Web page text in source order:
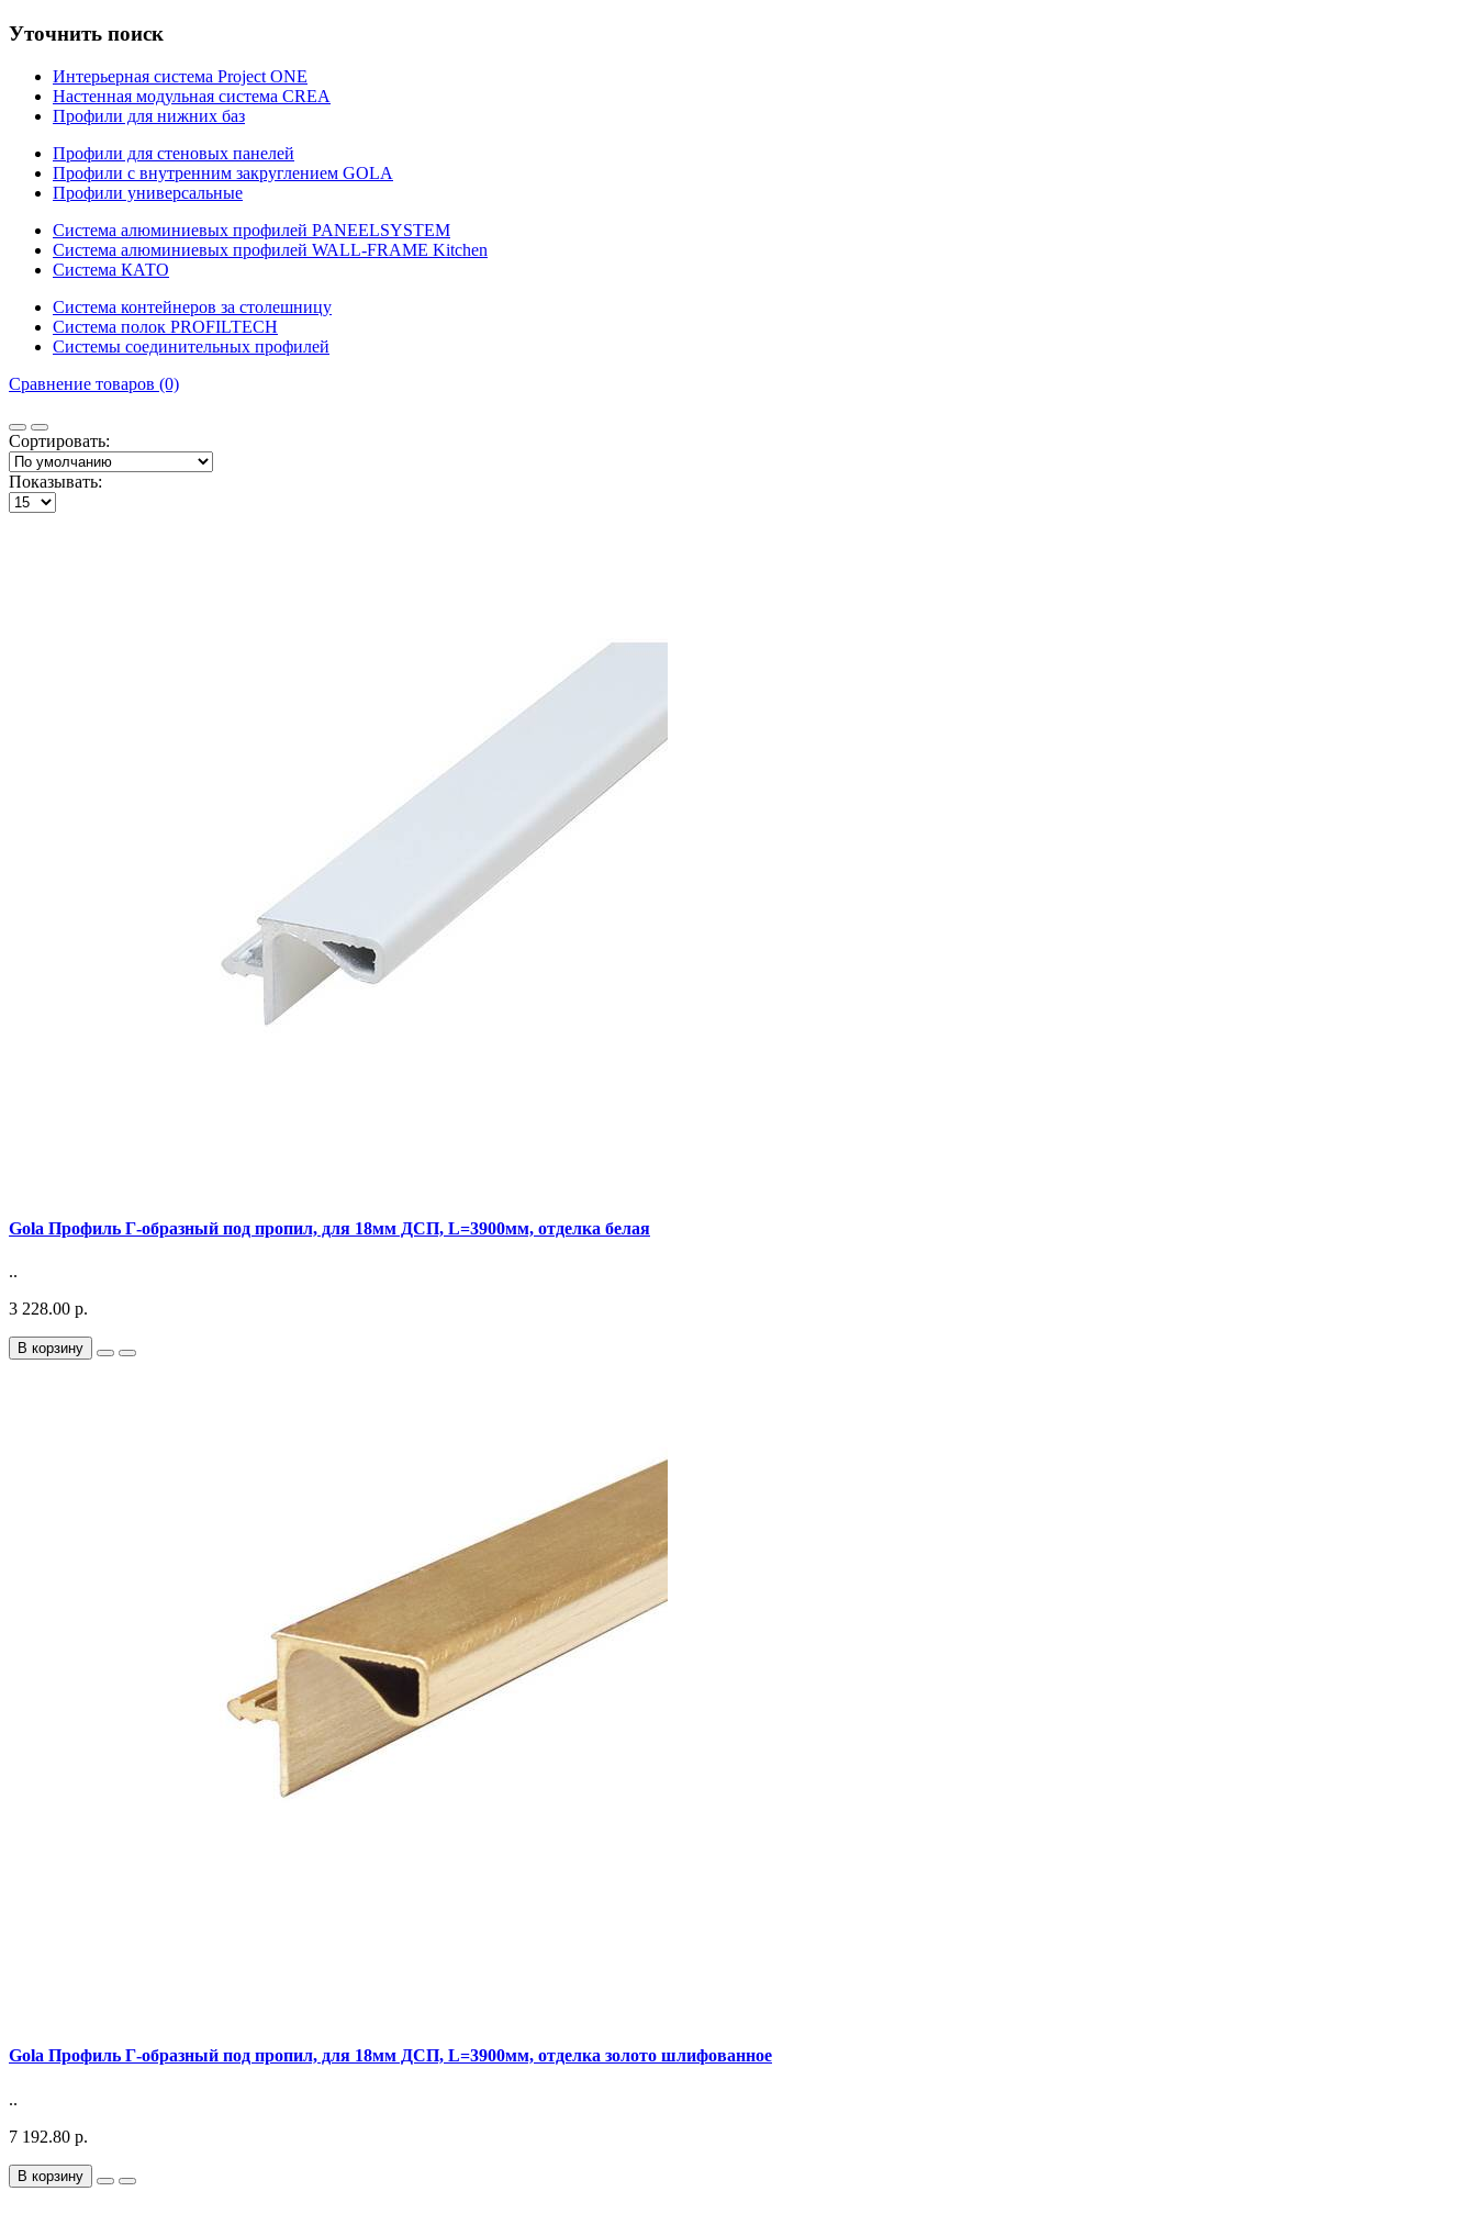
Уточнить поиск
Интерьерная система Project ONE
Настенная модульная система CREA
Профили для нижних баз
Профили для стеновых панелей
Профили с внутренним закруглением GOLA
Профили универсальные
Система алюминиевых профилей PANEELSYSTEM
Система алюминиевых профилей WALL-FRAME Kitchen
Система КАТО
Система контейнеров за столешницу
Система полок PROFILTECH
Системы соединительных профилей
Сравнение товаров (0)
Сортировать:
Показывать:
Gola Профиль Г-образный под пропил, для 18мм ДСП, L=3900мм, отделка белая
..
3 228.00 р.
В корзину
Gola Профиль Г-образный под пропил, для 18мм ДСП, L=3900мм, отделка золото шлифованное
..
7 192.80 р.
В корзину